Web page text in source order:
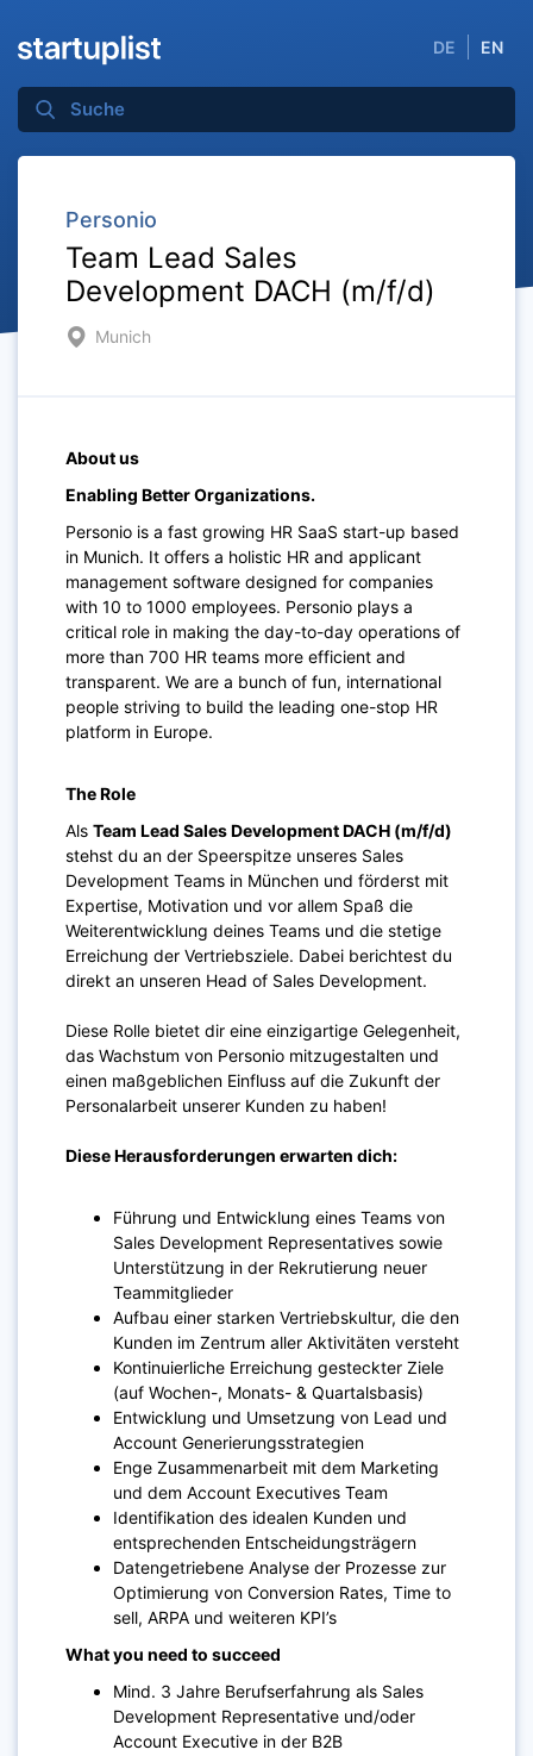
DE EN
Personio
Team Lead Sales
Development DACH (m/f/d)
Munich
About us
Enabling Better Organizations.
Personio is a fast growing HR SaaS start-up based
in Munich. It offers a holistic HR and applicant
management software designed for companies
with 10 to 1000 employees. Personio plays a
critical role in making the day-to-day operations of
more than 700 HR teams more efficient and
transparent. We are a bunch of fun, international
people striving to build the leading one-stop HR
platform in Europe.
The Role
Als Team Lead Sales Development DACH (m/f/d)
stehst du an der Speerspitze unseres Sales
Development Teams in München und förderst mit
Expertise, Motivation und vor allem Spaß die
Weiterentwicklung deines Teams und die stetige
Erreichung der Vertriebsziele. Dabei berichtest du
direkt an unseren Head of Sales Development.
Diese Rolle bietet dir eine einzigartige Gelegenheit,
das Wachstum von Personio mitzugestalten und
einen maßgeblichen Einfluss auf die Zukunft der
Personalarbeit unserer Kunden zu haben!
Diese Herausforderungen erwarten dich:
Führung und Entwicklung eines Teams von
Sales Development Representatives sowie
Unterstützung in der Rekrutierung neuer
Teammitglieder
Aufbau einer starken Vertriebskultur, die den
Kunden im Zentrum aller Aktivitäten versteht
Kontinuierliche Erreichung gesteckter Ziele
(auf Wochen-, Monats- & Quartalsbasis)
Entwicklung und Umsetzung von Lead und
Account Generierungsstrategien
Enge Zusammenarbeit mit dem Marketing
und dem Account Executives Team
Identifikation des idealen Kunden und
entsprechenden Entscheidungsträgern
Datengetriebene Analyse der Prozesse zur
Optimierung von Conversion Rates, Time to
sell, ARPA und weiteren KPI’s
What you need to succeed
Mind. 3 Jahre Berufserfahrung als Sales
Development Representative und/oder
Account Executive in der B2B